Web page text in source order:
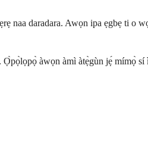
naa daradara. Awọn ipa ẹgbẹ ti o
àwọn àmì àtẹ̀gùn jẹ́ mímọ̀ sí